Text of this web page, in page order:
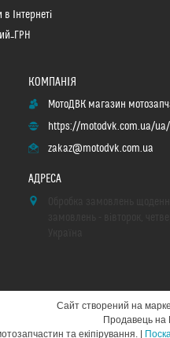
Інтернеті
МотоДВК магазин
https://motodvk.com.ua/ua/
zakaz@motodvk.com.ua
Сайт створений на
Продавець на